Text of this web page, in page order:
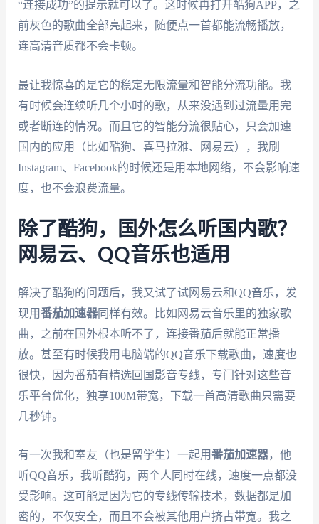
“连接成功”的提示就可以了。这时候再打开酷狗APP，之
前灰色的歌曲全部亮起来，随便点一首都能流畅播放，
连高清音质都不会卡顿。
最让我惊喜的是它的稳定无限流量和智能分流功能。我
有时候会连续听几个小时的歌，从来没遇到过流量用完
或者断连的情况。而且它的智能分流很贴心，只会加速
国内的应用（比如酷狗、喜马拉雅、网易云），我刷
Instagram、Facebook的时候还是用本地网络，不会影响速
度，也不会浪费流量。
除了酷狗，国外怎么听国内歌？
网易云、QQ音乐也适用
解决了酷狗的问题后，我又试了试网易云和QQ音乐，发
现用番茄加速器同样有效。比如网易云音乐里的独家歌
曲，之前在国外根本听不了，连接番茄后就能正常播
放。甚至有时候我用电脑端的QQ音乐下载歌曲，速度也
很快，因为番茄有精选回国影音专线，专门针对这些音
乐平台优化，独享100M带宽，下载一首高清歌曲只需要
几秒钟。
有一次我和室友（也是留学生）一起用番茄加速器，他
听QQ音乐，我听酷狗，两个人同时在线，速度一点都没
受影响。这可能是因为它的专线传输技术，数据都是加
密的，不仅安全，而且不会被其他用户挤占带宽。我之